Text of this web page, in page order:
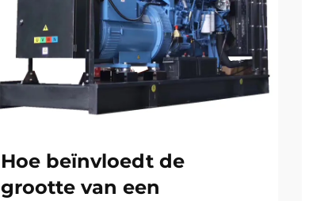
Hoe beïnvloedt de
grootte van een